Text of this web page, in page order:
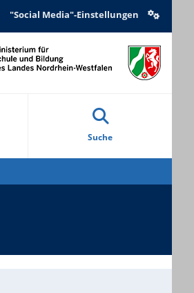
"Social Media"-Einstellungen
Suche